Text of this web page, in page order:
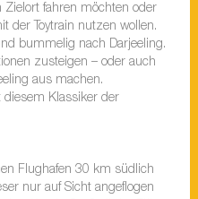
fahren möchten oder
der Toytrain nutzen wollen.
bummelig nach Darjeeling.
zusteigen – oder auch
aus machen.
diesem Klassiker der
Flughafen 30 km südlich
nur auf Sicht angeflogen